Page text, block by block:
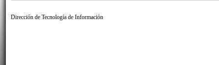
Dirección de Tecnología de Información